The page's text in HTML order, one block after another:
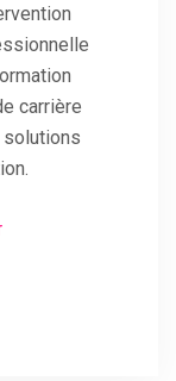
carrière